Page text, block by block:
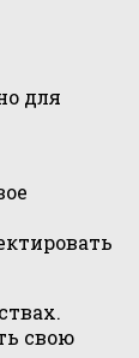
для
свою